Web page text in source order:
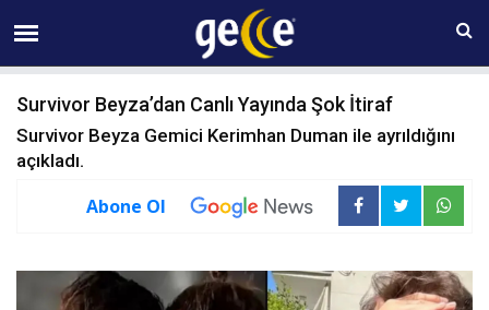
08 AĞUSTOS Cumartesi 23:55
Survivor Beyza’dan Canlı Yayında Şok İtiraf
Survivor Beyza Gemici Kerimhan Duman ile ayrıldığını
açıkladı.
Abone Ol